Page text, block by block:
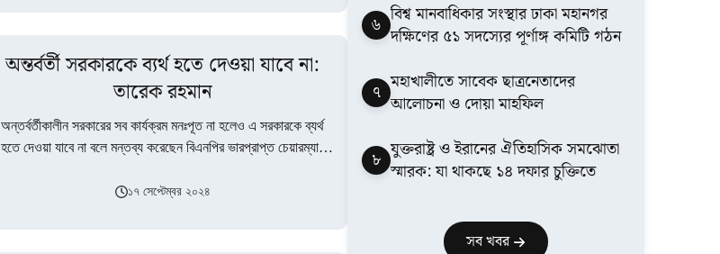
অন্তর্বর্তী সরকারকে ব্যর্থ হতে দেওয়া যাবে না:
তারেক রহমান
অন্তর্বর্তীকালীন সরকারের সব কার্যক্রম মনঃপূত না হলেও এ সরকারকে ব্যর্থ
হতে দেওয়া যাবে না বলে মন্তব্য করেছেন বিএনপির ভারপ্রাপ্ত চেয়ারম্যান
১৭ সেপ্টেম্বর ২০২৪
৬ বিশ্ব মানবাধিকার সংস্থার ঢাকা মহানগর
দক্ষিণের ৫১ সদস্যের পূর্ণাঙ্গ কমিটি গঠন
৭ মহাখালীতে সাবেক ছাত্রনেতাদের
আলোচনা ও দোয়া মাহফিল
৮ যুক্তরাষ্ট্র ও ইরানের ঐতিহাসিক সমঝোতা
স্মারক: যা থাকছে ১৪ দফার চুক্তিতে
সব খবর